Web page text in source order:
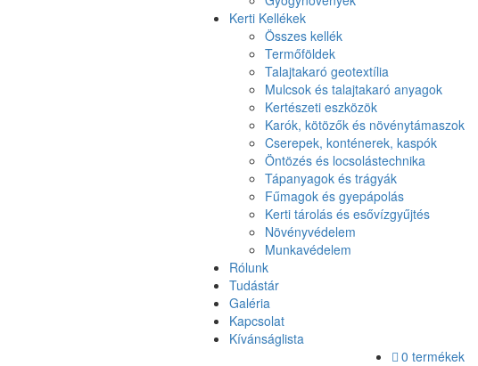
Kerti Kellékek
Összes kellék
Termőföldek
Talajtakaró geotextília
Mulcsok és talajtakaró anyagok
Kertészeti eszközök
Karók, kötözők és növénytámaszok
Cserepek, konténerek, kaspók
Öntözés és locsolástechnika
Tápanyagok és trágyák
Fűmagok és gyepápolás
Kerti tárolás és esővízgyűjtés
Növényvédelem
Munkavédelem
Rólunk
Tudástár
Galéria
Kapcsolat
Kívánságlista
0 termékek